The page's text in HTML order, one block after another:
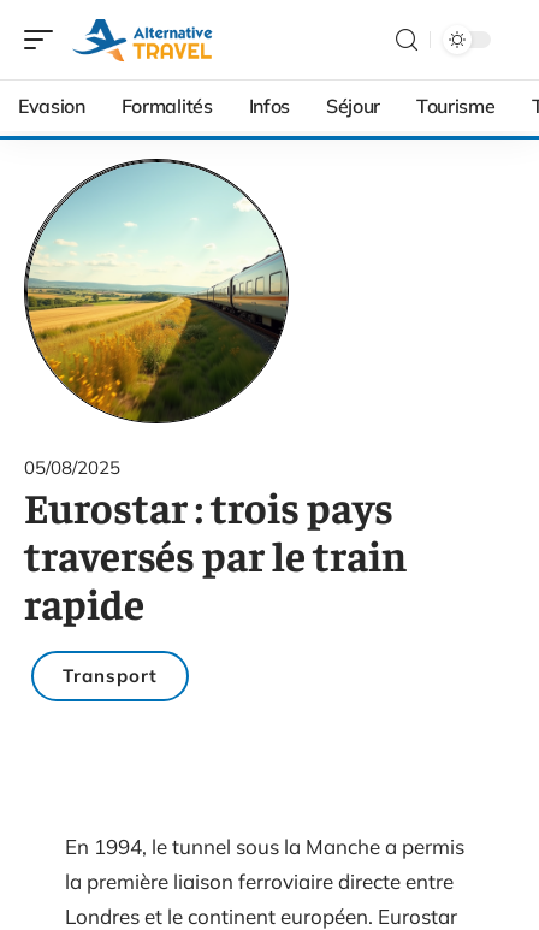
Evasion Formalités Infos Séjour Tourisme
05/08/2025
Eurostar : trois pays
traversés par le train
rapide
Transport
En 1994, le tunnel sous la Manche a permis
la première liaison ferroviaire directe entre
Londres et le continent européen. Eurostar